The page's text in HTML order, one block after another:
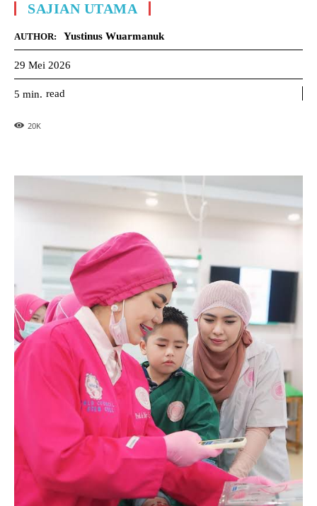
SAJIAN UTAMA
AUTHOR: Yustinus Wuarmanuk
29 Mei 2026
5 min. read
20K